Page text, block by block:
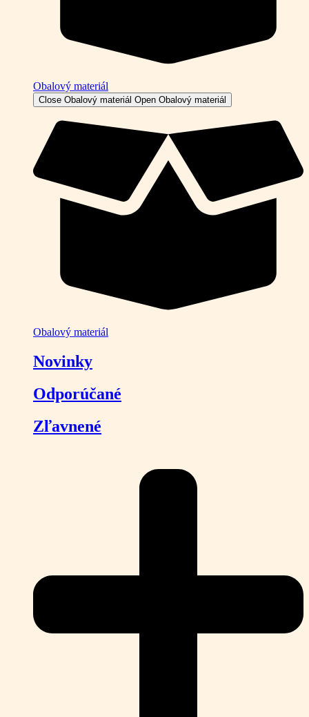
Obalový materiál
Close Obalový materiál Open Obalový materiál
Obalový materiál
Novinky
Odporúčané
Zľavnené